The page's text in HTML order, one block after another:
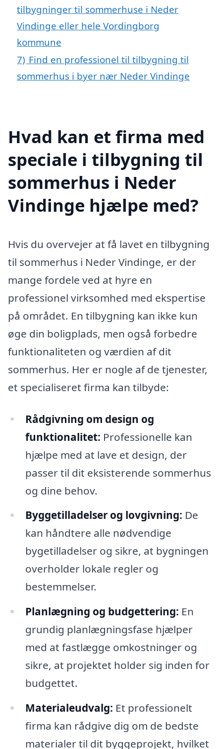
tilbygninger til sommerhuse i Neder
Vindinge eller hele Vordingborg
kommune
7) Find en professionel til tilbygning til
sommerhus i byer nær Neder Vindinge
Hvad kan et firma med
speciale i tilbygning til
sommerhus i Neder
Vindinge hjælpe med?
Hvis du overvejer at få lavet en tilbygning
til sommerhus i Neder Vindinge, er der
mange fordele ved at hyre en
professionel virksomhed med ekspertise
på området. En tilbygning kan ikke kun
øge din boligplads, men også forbedre
funktionaliteten og værdien af dit
sommerhus. Her er nogle af de tjenester,
et specialiseret firma kan tilbyde:
Rådgivning om design og
funktionalitet: Professionelle kan
hjælpe med at lave et design, der
passer til dit eksisterende sommerhus
og dine behov.
Byggetilladelser og lovgivning: De
kan håndtere alle nødvendige
bygetilladelser og sikre, at bygningen
overholder lokale regler og
bestemmelser.
Planlægning og budgettering: En
grundig planlægningsfase hjælper
med at fastlægge omkostninger og
sikre, at projektet holder sig inden for
budgettet.
Materialeudvalg: Et professionelt
firma kan rådgive dig om de bedste
materialer til dit byggeprojekt, hvilket